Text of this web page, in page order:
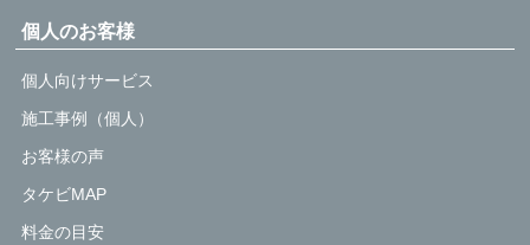
個人のお客様
個人向けサービス
施工事例（個人）
お客様の声
タケビMAP
料金の目安